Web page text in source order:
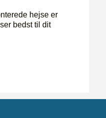
hejse er
bedst til dit